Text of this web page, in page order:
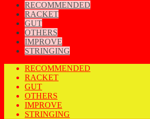
RECOMMENDED
RACKET
GUT
OTHERS
IMPROVE
STRINGING
RECOMMENDED
RACKET
GUT
OTHERS
IMPROVE
STRINGING